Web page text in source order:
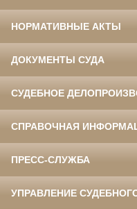
НОРМАТИВНЫЕ АКТЫ
ДОКУМЕНТЫ СУДА
СУДЕБНОЕ
СПРАВОЧНАЯ
ПРЕСС-СЛУЖБА
УПРАВЛЕНИЕ